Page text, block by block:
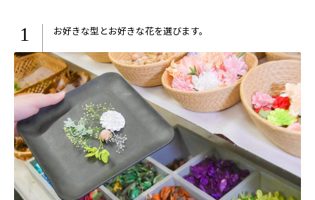
1 お好きな型とお好きな花を選びます。